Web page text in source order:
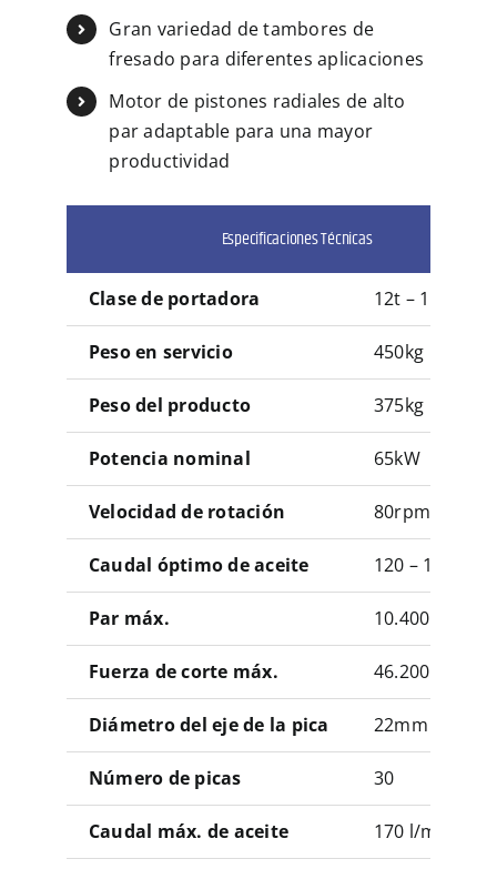
Gran variedad de tambores de
fresado para diferentes aplicaciones
Motor de pistones radiales de alto
par adaptable para una mayor
productividad
Especificaciones Técnicas
Clase de portadora 12t – 17t
Peso en servicio 450kg
Peso del producto 375kg
Potencia nominal 65kW
Velocidad de rotación 80rpm
Caudal óptimo de aceite 120 – 150 l/
Par máx. 10.400 Nm
Fuerza de corte máx. 46.200 N
Diámetro del eje de la pica 22mm
Número de picas 30
Caudal máx. de aceite 170 l/min